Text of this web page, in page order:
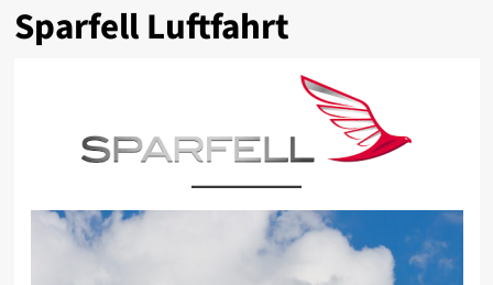
Sparfell Luftfahrt